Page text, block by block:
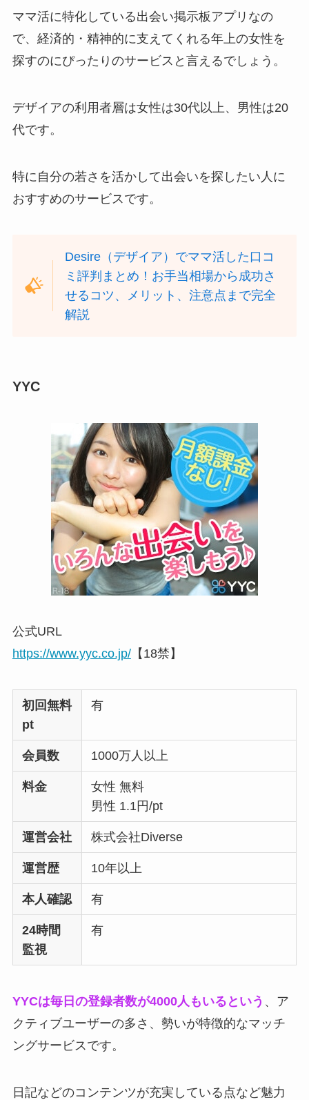
ママ活に特化している出会い掲示板アプリなの
で、経済的・精神的に支えてくれる年上の女性を
探すのにぴったりのサービスと言えるでしょう。
デザイアの利用者層は女性は30代以上、男性は20
代です。
特に自分の若さを活かして出会いを探したい人に
おすすめのサービスです。
Desire（デザイア）でママ活した口コ
ミ評判まとめ！お手当相場から成功さ
せるコツ、メリット、注意点まで完全
解説
YYC
公式URL
https://www.yyc.co.jp/【18禁】
初回無料
pt
有
会員数 1000万人以上
料金
女性 無料
男性 1.1円/pt
運営会社 株式会社Diverse
運営歴 10年以上
本人確認 有
24時間
監視
有
YYCは毎日の登録者数が4000人もいるという 、ア
クティブユーザーの多さ、勢いが特徴的なマッチ
ングサービスです。
日記などのコンテンツが充実している点など魅力